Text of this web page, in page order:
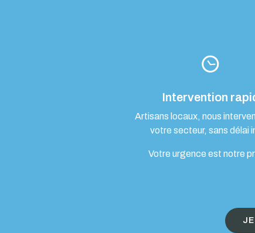
Intervention
Artisans locaux, nous
votre secteur, sans délai
Votre urgence est notre